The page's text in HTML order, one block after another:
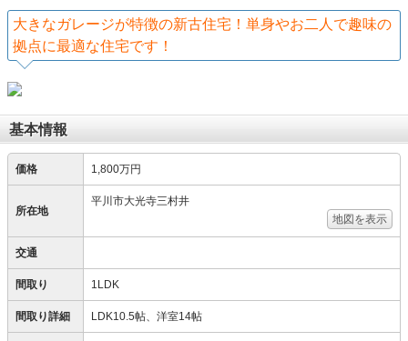
大きなガレージが特徴の新古住宅！単身やお二人で趣味の
拠点に最適な住宅です！
基本情報
価格 1,800万円
所在地
平川市大光寺三村井
地図を表示
交通
間取り 1LDK
間取り詳細 LDK10.5帖、洋室14帖